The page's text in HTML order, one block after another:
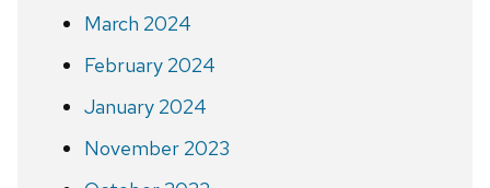
March 2024
February 2024
January 2024
November 2023